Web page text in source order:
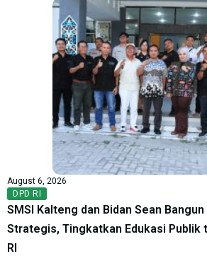
August 6, 2026
DPD RI
SMSI Kalteng dan Bidan Sean
Strategis, Tingkatkan Edukasi Publik
RI